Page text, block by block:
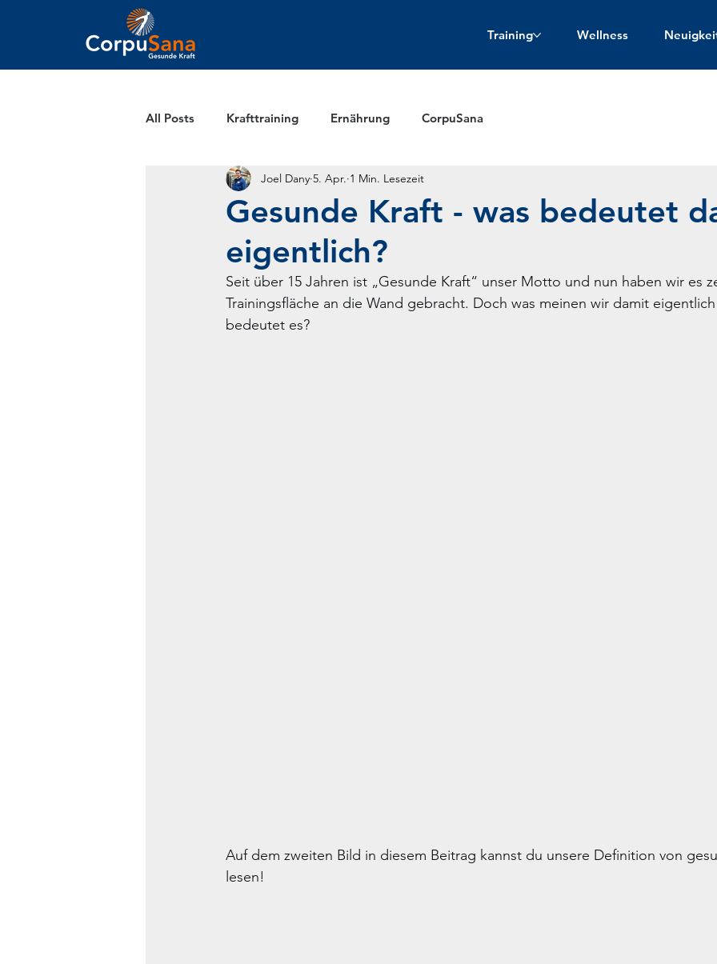
Training Wellness
All Posts Krafttraining Ernährung CorpuSana
Gesunde Kraft - was bedeutet
eigentlich?
Joel Dany 5. Apr. 1 Min. Lesezeit
Seit über 15 Jahren ist „Gesunde Kraft“ unser Motto und nun haben wir es
Trainingsfläche an die Wand gebracht. Doch was meinen wir damit
bedeutet es?
Auf dem zweiten Bild in diesem Beitrag kannst du unsere Definition von
lesen!